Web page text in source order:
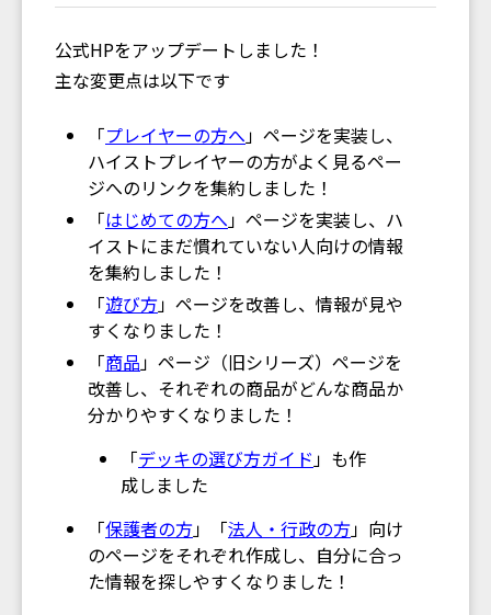
公式HPをアップデートしました！
主な変更点は以下です
「プレイヤーの方へ 」ページを実装し、
ハイストプレイヤーの方がよく見るペー
ジへのリンクを集約しました！
「はじめての方へ 」ページを実装し、ハ
イストにまだ慣れていない人向けの情報
を集約しました！
「遊び方」ページを改善し、情報が見や
すくなりました！
「商品 」ページ（旧シリーズ）ページを
改善し、それぞれの商品がどんな商品か
分かりやすくなりました！
「デッキの選び方ガイド 」も作
成しました
「保護者の方」「法人・行政の方」向け
のページをそれぞれ作成し、自分に合っ
た情報を探しやすくなりました！